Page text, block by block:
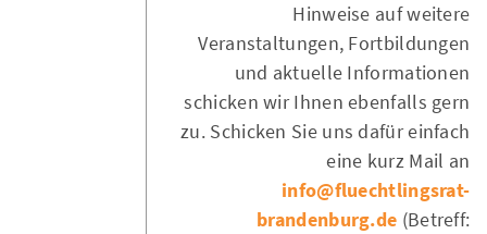
Hinweise auf weitere
Veranstaltungen, Fortbildungen
und aktuelle Informationen
schicken wir Ihnen ebenfalls gern
zu. Schicken Sie uns dafür einfach
eine kurz Mail an
info@fluechtlingsrat-
brandenburg.de (Betreff: